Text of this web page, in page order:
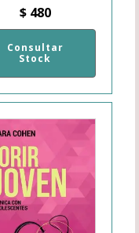
$480
Consultar
Stock